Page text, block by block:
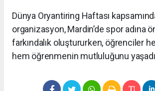
Dünya Oryantiring Haftası
organizasyon, Mardin’de spor adına
farkındalık oluştururken, öğrenciler
hem öğrenmenin mutluluğunu